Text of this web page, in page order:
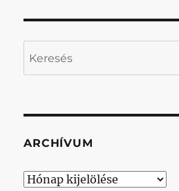
ARCHÍVUM
Archívum